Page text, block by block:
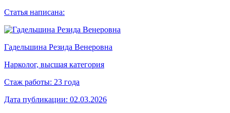
Статья написана:
Гадельшина Резида Венеровна
Нарколог, высшая категория
Стаж работы: 23 года
Дата публикации: 02.03.2026